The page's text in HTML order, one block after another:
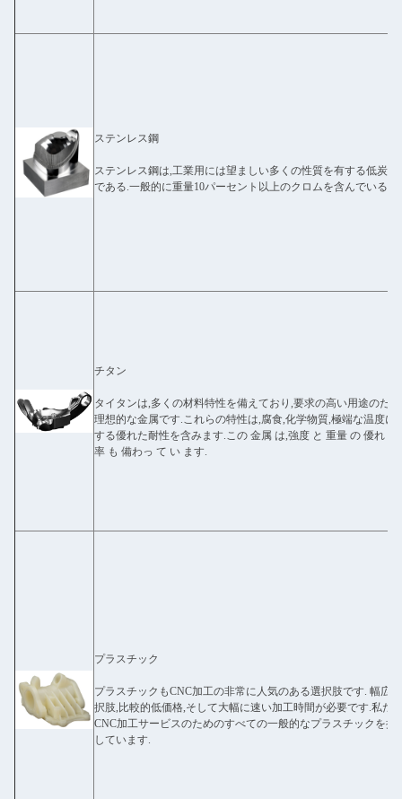
ステンレス鋼
ステンレス鋼は,工業用には望ましい多くの性質を有する低炭素
である.一般的に重量10パーセント以上のクロムを含んでいる.
チタン
タイタンは,多くの材料特性を備えており,要求の高い用途のた
理想的な金属です.これらの特性は,腐食,化学物質,極端な温度に
する優れた耐性を含みます.この 金属 は,強度 と 重量 の 優れ た
率 も 備わっ て い ます.
プラスチック
プラスチックもCNC加工の非常に人気のある選択肢です. 幅広
択肢,比較的低価格,そして大幅に速い加工時間が必要です.私た
CNC加工サービスのためのすべての一般的なプラスチックを提
しています.